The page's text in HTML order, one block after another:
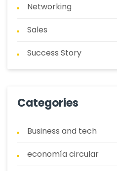
Networking
Sales
Success Story
Categories
Business and tech
economía circular